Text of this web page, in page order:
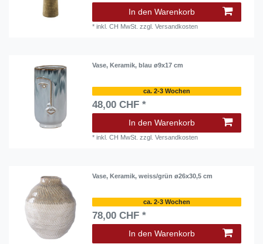
In den Warenkorb
*inkl. CH MwSt. zzgl.Versandkosten
Vase, Keramik, blau ø9x17 cm
ca. 2-3 Wochen
48,00 CHF *
In den Warenkorb
*inkl. CH MwSt. zzgl.Versandkosten
Vase, Keramik, weiss/grün ø26x30,5 cm
ca. 2-3 Wochen
78,00 CHF *
In den Warenkorb